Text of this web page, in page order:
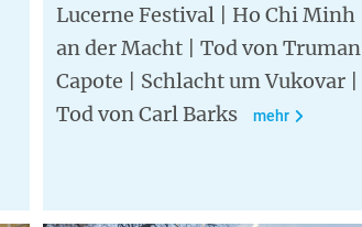
Lucerne Festival | Ho Chi Minh
an der Macht | Tod von Truman
Capote | Schlacht um Vukovar |
Tod von Carl Barks
mehr